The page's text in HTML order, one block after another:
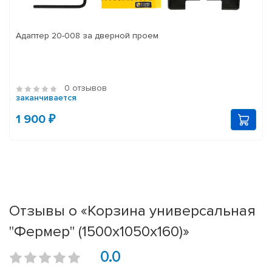
Адаптер 20-008 за дверной проем
0 отзывов
заканчивается
1 900 ₽
Отзывы о «Корзина универсальная
"Фермер" (1500х1050х160)»
0.0